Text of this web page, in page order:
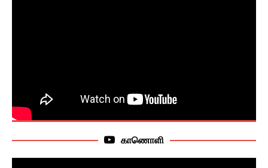
காணொளி